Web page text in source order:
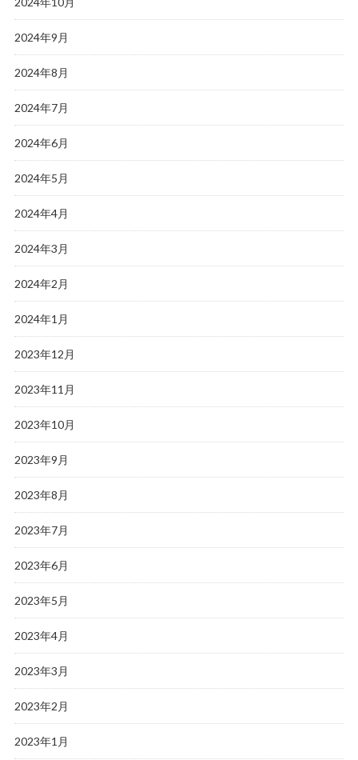
2024年9月
2024年8月
2024年7月
2024年6月
2024年5月
2024年4月
2024年3月
2024年2月
2024年1月
2023年12月
2023年11月
2023年10月
2023年9月
2023年8月
2023年7月
2023年6月
2023年5月
2023年4月
2023年3月
2023年2月
2023年1月